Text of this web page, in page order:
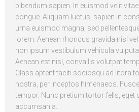
bibendum sapien. In euismod velit
congue. Aliquam luctus, sapien in
urna euismod magna, sed
lorem. Aenean rhoncus gravida nisl
non ipsum vestibulum vehicula
Aenean est nisl, convallis volutpat
Class aptent taciti sociosqu ad litora
nostra, per inceptos himenaeos.
tempor. Nunc pretium tortor felis, eget
accumsan a.